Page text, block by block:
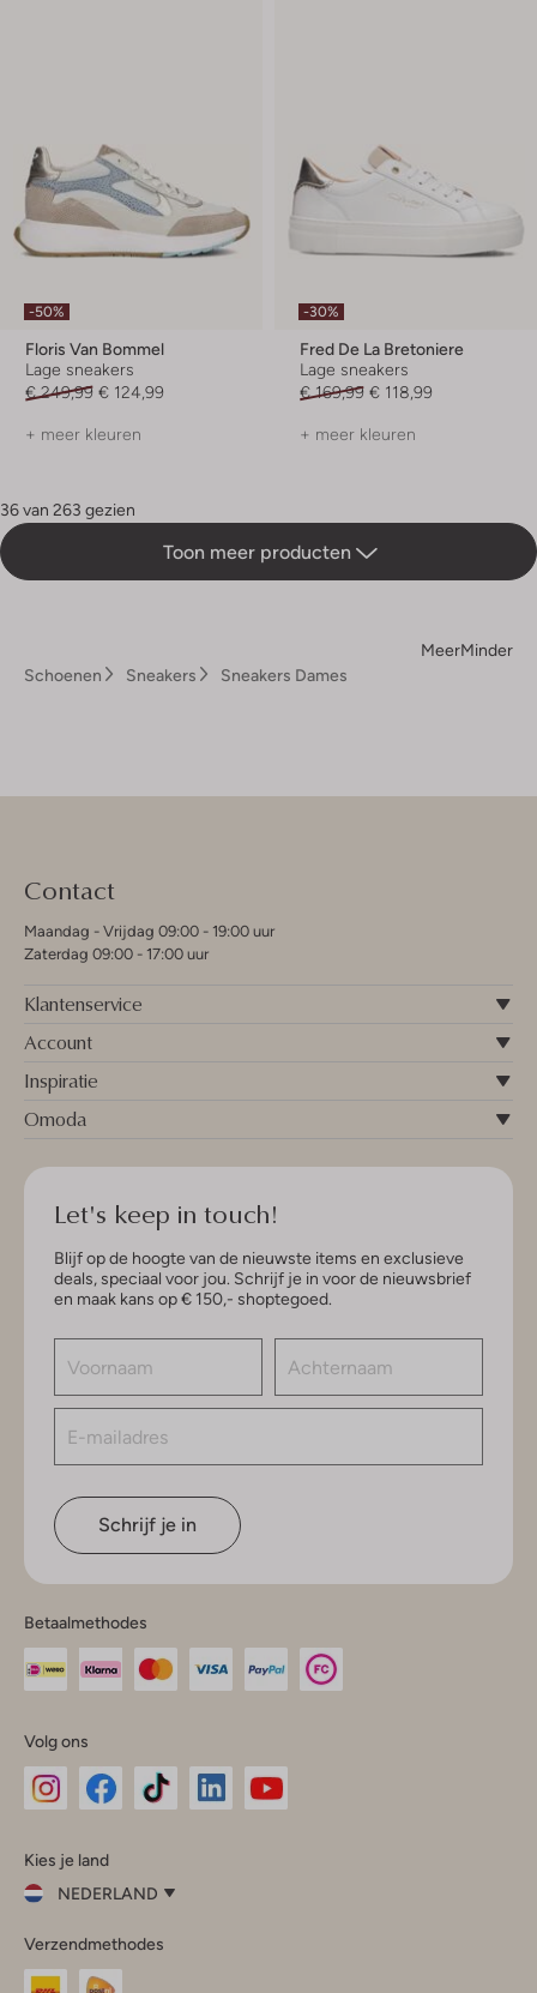
-50%
Floris Van Bommel
Lage sneakers
€ 249,99 € 124,99
+ meer kleuren
-30%
Fred De La Bretoniere
Lage sneakers
€ 169,99 € 118,99
+ meer kleuren
36 van 263 gezien
Toon meer producten
MeerMinder
Schoenen
Sneakers Sneakers Dames
Contact
Maandag - Vrijdag 09:00 - 19:00 uur
Zaterdag 09:00 - 17:00 uur
Klantenservice
Account
Inspiratie
Omoda
Let's keep in touch!
Blijf op de hoogte van de nieuwste items en exclusieve
deals, speciaal voor jou. Schrijf je in voor de nieuwsbrief
en maak kans op € 150,- shoptegoed.
Schrijf je in
Betaalmethodes
Volg ons
InstagramFacebook
Kies je land
NEDERLAND
je
land
Verzendmethodes